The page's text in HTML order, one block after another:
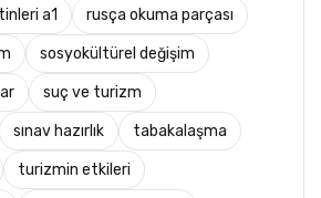
a1 rusça okuma parçası
sosyokültürel değişim
suç ve turizm
sınav hazırlık tabakalaşma
turizmin etkileri